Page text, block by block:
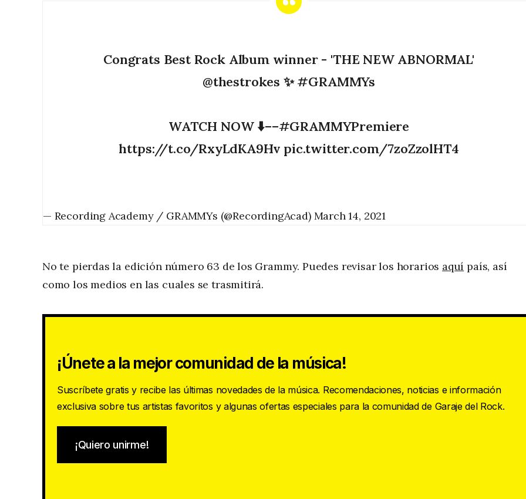
Congrats Best Rock Album winner - 'THE NEW ABNORMAL'
@thestrokes ✨#GRAMMYs
WATCH NOW ⬇️––#GRAMMYPremiere
https://t.co/RxyLdKA9Hv pic.twitter.com/7zoZzolHT4
— Recording Academy / GRAMMYs (@RecordingAcad) March 14, 2021
No te pierdas la edición número 63 de los Grammy. Puedes revisar los horarios aquí país, así
como los medios en las cuales se trasmitirá.
¡Únete a la mejor comunidad de la música!
Suscríbete gratis y recibe las últimas novedades de la música. Recomendaciones, noticias e información
exclusiva sobre tus artistas favoritos y algunas ofertas especiales para la comunidad de Garaje del Rock.
¡Quiero unirme!